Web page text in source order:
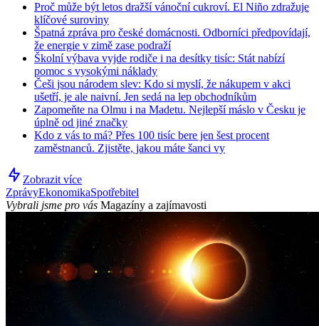
Proč může být letos dražší vánoční cukroví. El Niño zdražuje
klíčové suroviny
Špatná zpráva pro české domácnosti. Odborníci předpovídají,
že energie v zimě zase podraží
Školní výbava vyjde rodiče i na desítky tisíc: Stát nabízí
pomoc s vysokými náklady
Češi jsou národem slev: Kdo si myslí, že nákupem v akci
ušetří, je ale naivní. Jen sedá na lep obchodníkům
Zapomeňte na Olmu i na Madetu. Nejlepší máslo v Česku je
úplně od jiné značky
Kdo z vás to má? Přes 100 tisíc bere jen šest procent
zaměstnanců. Zjistěte, jakou máte šanci vy
Zobrazit více
ZprávyEkonomikaSpotřebitel
Vybrali jsme pro vás Magazíny a zajímavosti